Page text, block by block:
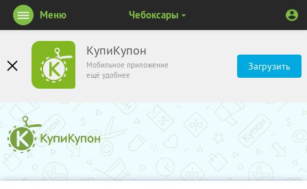
КупиКупон
Мобильное приложение
ещё удобнее
Загрузить
Меню Чебоксары